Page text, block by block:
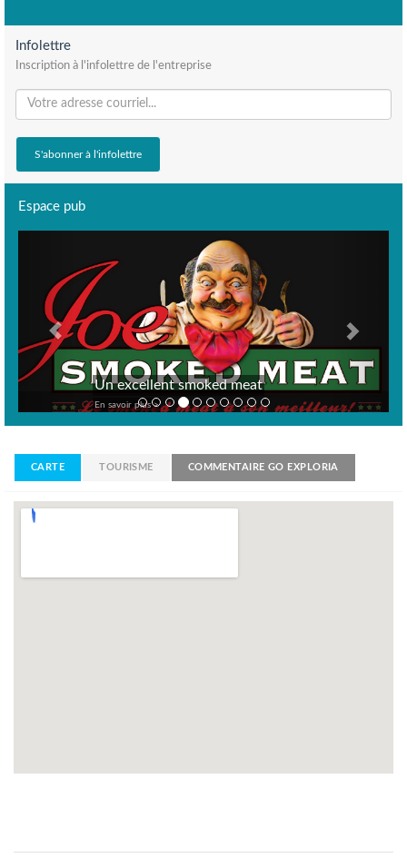
Infolettre
Inscription à l'infolettre de l'entreprise
Espace pub
Un excellent smoked meat
En savoir plus >
CARTE TOURISME COMMENTAIRE GO EXPLORIA